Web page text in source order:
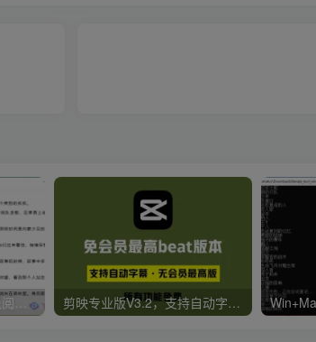
Reader v2.0.0.4 极简小说阅读器支持导入在线及离线书源 剪映专业版V3.2，支持自动字幕识别、特效，无任何会员按钮，免会员官方版